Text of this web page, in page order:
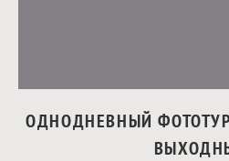
ОДНОДНЕВНЫЙ